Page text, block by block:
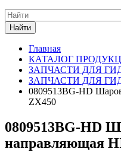
Найти
Главная
КАТАЛОГ
ЗАПЧАСТИ ДЛЯ
ЗАПЧАСТИ ДЛЯ
0809513BG-HD
ZX450
0809513BG-HD
направляющая